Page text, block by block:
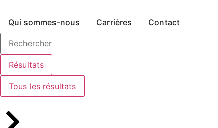
Qui sommes-nous Carrières Contact
Résultats
Tous les résultats